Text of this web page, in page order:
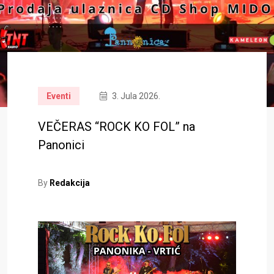
Eventi 3. Jula 2026.
VEČERAS “ROCK KO FOL” na
Panonici
By Redakcija